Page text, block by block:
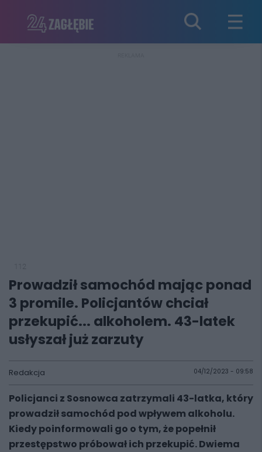
Prowadził samochód mając ponad
3 promile. Policjantów chciał
przekupić... alkoholem. 43-latek
usłyszał już zarzuty
Redakcja 04/12/2023 - 09:58
Policjanci z Sosnowca zatrzymali 43-latka, który
prowadził samochód pod wpływem alkoholu.
Kiedy poinformowali go o tym, że popełnił
przestępstwo próbował ich przekupić. Dwiema